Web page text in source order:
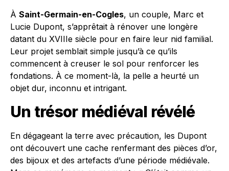
À Saint-Germain-en-Cogles, un couple, Marc et
Lucie Dupont, s’apprêtait à rénover une longère
datant du XVIIIe siècle pour en faire leur nid familial.
Leur projet semblait simple jusqu’à ce qu’ils
commencent à creuser le sol pour renforcer les
fondations. À ce moment-là, la pelle a heurté un
objet dur, inconnu et intrigant.
Un trésor médiéval révélé
En dégageant la terre avec précaution, les Dupont
ont découvert une cache renfermant des pièces d’or,
des bijoux et des artefacts d’une période médiévale.